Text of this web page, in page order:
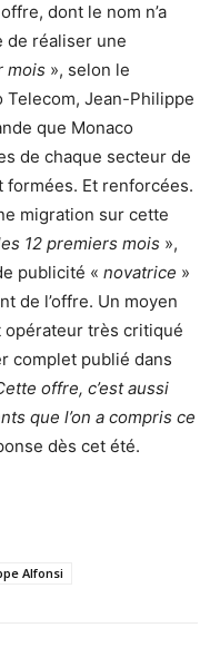
dont le nom n’a
de réaliser une
mois », selon le
Jean-Philippe
que Monaco
de chaque secteur de
formées. Et renforcées.
migration sur cette
12 premiers mois »,
publicité « novatrice »
de l’offre. Un moyen
opérateur très critiqué
complet publié dans
offre, c’est aussi
que l’on a compris ce
dès cet été.
Alfonsi